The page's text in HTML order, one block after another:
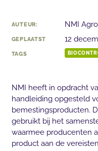
AUTEUR: NMI Agro
GEPLAATST 12
TAGS
NMI heeft in opdracht
handleiding opgesteld
bemestingsproducten.
gebruikt bij het
waarmee producenten
product aan de